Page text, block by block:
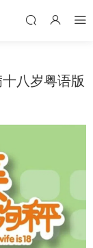
八岁粤语版